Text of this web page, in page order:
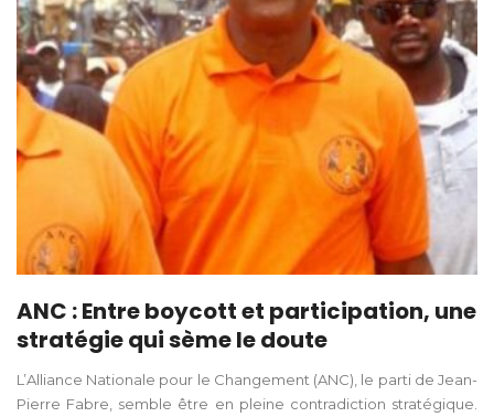
ANC : Entre boycott et participation, une
stratégie qui sème le doute
L’Alliance Nationale pour le Changement (ANC), le parti de Jean-
Pierre Fabre, semble être en pleine contradiction stratégique.